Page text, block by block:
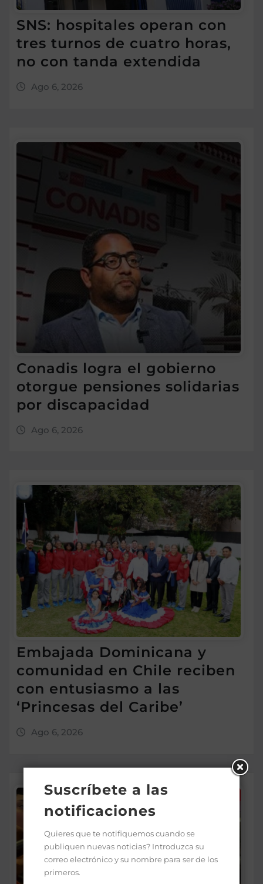
SNS: hospitales operan con
tres turnos de cuatro horas,
no con tanda extendida
Ago 6, 2026
Conadis logra el gobierno
otorgue pensiones solidarias
por discapacidad
Ago 6, 2026
Embajada Dominicana y
comunidad en Chile reciben
con entusiasmo a las
‘Princesas del Caribe’
Ago 6, 2026
Suscríbete a las
notificaciones
Quieres que te notifiquemos cuando se
publiquen nuevas noticias? Introduzca su
correo electrónico y su nombre para ser de los
primeros.